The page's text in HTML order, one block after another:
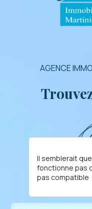
AGENCE
Il semblerait
fonctionne pas
pas compatible